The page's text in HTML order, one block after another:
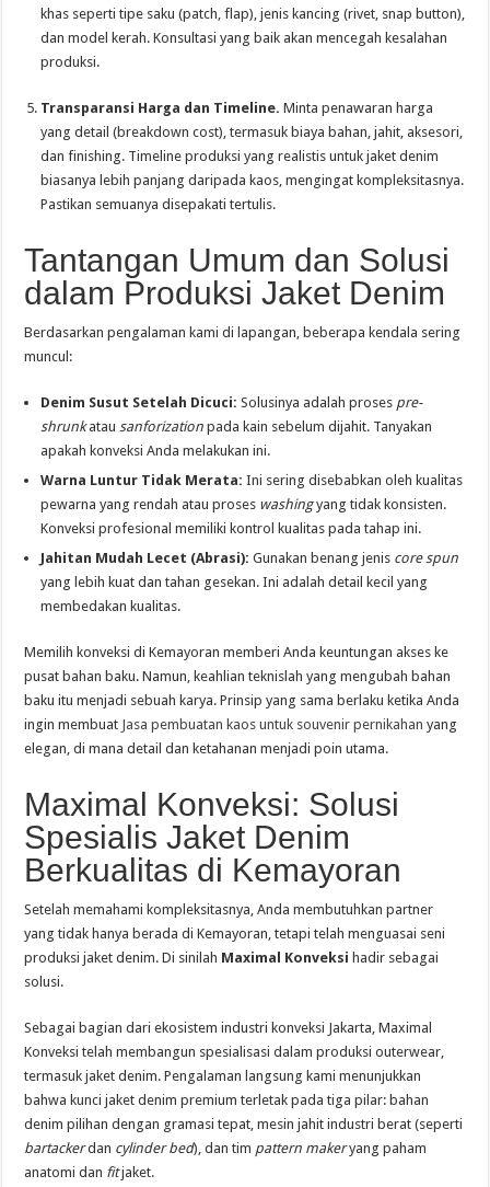
khas seperti tipe saku (patch, flap), jenis kancing (rivet, snap button),
dan model kerah. Konsultasi yang baik akan mencegah kesalahan
produksi.
Transparansi Harga dan Timeline. Minta penawaran harga
yang detail (breakdown cost), termasuk biaya bahan, jahit, aksesori,
dan finishing. Timeline produksi yang realistis untuk jaket denim
biasanya lebih panjang daripada kaos, mengingat kompleksitasnya.
Pastikan semuanya disepakati tertulis.
Tantangan Umum dan Solusi
dalam Produksi Jaket Denim
Berdasarkan pengalaman kami di lapangan, beberapa kendala sering
muncul:
Denim Susut Setelah Dicuci: Solusinya adalah proses pre-
shrunkatau sanforization pada kain sebelum dijahit. Tanyakan
apakah konveksi Anda melakukan ini.
Warna Luntur Tidak Merata: Ini sering disebabkan oleh kualitas
pewarna yang rendah atau proses washingyang tidak konsisten.
Konveksi profesional memiliki kontrol kualitas pada tahap ini.
Jahitan Mudah Lecet (Abrasi): Gunakan benang jenis core spun
yang lebih kuat dan tahan gesekan. Ini adalah detail kecil yang
membedakan kualitas.
Memilih konveksi di Kemayoran memberi Anda keuntungan akses ke
pusat bahan baku. Namun, keahlian teknislah yang mengubah bahan
baku itu menjadi sebuah karya. Prinsip yang sama berlaku ketika Anda
ingin membuat Jasa pembuatan kaos untuk souvenir pernikahan yang
elegan, di mana detail dan ketahanan menjadi poin utama.
Maximal Konveksi: Solusi
Spesialis Jaket Denim
Berkualitas di Kemayoran
Setelah memahami kompleksitasnya, Anda membutuhkan partner
yang tidak hanya berada di Kemayoran, tetapi telah menguasai seni
produksi jaket denim. Di sinilah Maximal Konveksi hadir sebagai
solusi.
Sebagai bagian dari ekosistem industri konveksi Jakarta, Maximal
Konveksi telah membangun spesialisasi dalam produksi outerwear,
termasuk jaket denim. Pengalaman langsung kami menunjukkan
bahwa kunci jaket denim premium terletak pada tiga pilar: bahan
denim pilihan dengan gramasi tepat, mesin jahit industri berat (seperti
bartackerdan cylinder bed), dan tim pattern makeryang paham
anatomi dan fitjaket.